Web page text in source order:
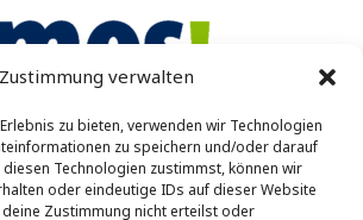
Zustimmung verwalten
zu bieten, verwenden wir Technologien
zu speichern und/oder darauf
diesen Technologien zustimmst, können wir
oder eindeutige IDs auf dieser Website
Zustimmung nicht erteilst oder